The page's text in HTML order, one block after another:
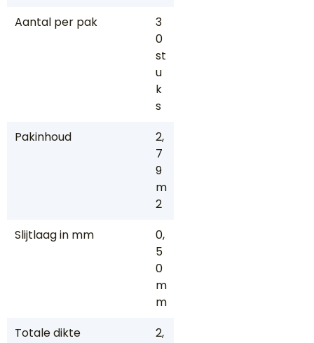
Aantal per pak
3
0
st
u
k
s
Pakinhoud
2,
7
9
m
2
Slijtlaag in mm
0,
5
0
m
m
Totale dikte
2,